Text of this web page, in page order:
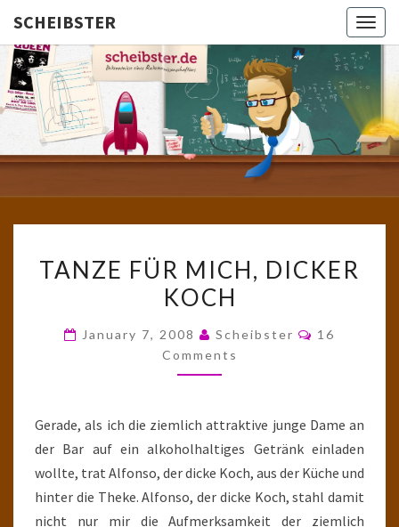
SCHEIBSTER
Gutbürgerliche
Reime Und
Mehr! In
Blogform.
School!
FÜR
MICH,
KOCH
TANZE FÜR MICH, DICKER
KOCH
January 7, 2008 Scheibster Comments
16
Comments
Gerade, als ich die ziemlich attraktive junge Dame an
der Bar auf ein alkoholhaltiges Getränk einladen
wollte, trat Alfonso, der dicke Koch, aus der Küche und
hinter die Theke. Alfonso, der dicke Koch, stahl damit
nicht nur mir die Aufmerksamkeit der ziemlich